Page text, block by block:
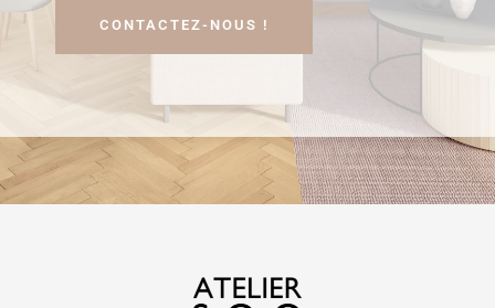
CONTACTEZ-NOUS !